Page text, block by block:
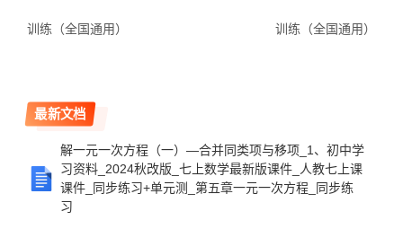
训练（全国通用） 训练（全国通用）
最新文档
解一元一次方程（一）—合并同类项与移项_1、初中学
习资料_2024秋改版_七上数学最新版课件_人教七上课
课件_同步练习+单元测_第五章一元一次方程_同步练
习